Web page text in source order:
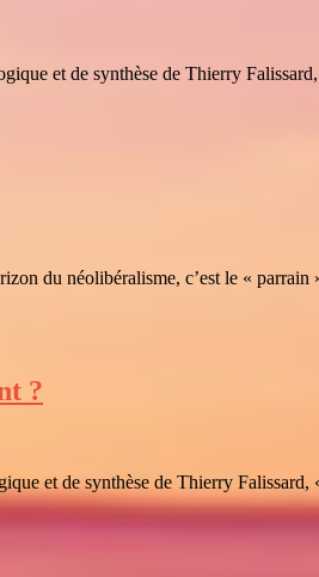
et de synthèse de Thierry
du néolibéralisme, c’est le «
?
et de synthèse de Thierry